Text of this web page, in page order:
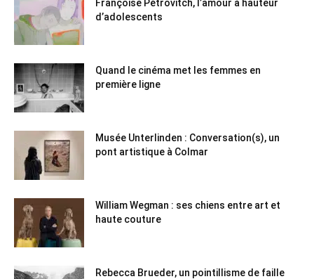
Françoise Pétrovitch, l’amour à hauteur
d’adolescents
Quand le cinéma met les femmes en
première ligne
Musée Unterlinden : Conversation(s), un
pont artistique à Colmar
William Wegman : ses chiens entre art et
haute couture
Rebecca Brueder, un pointillisme de faille